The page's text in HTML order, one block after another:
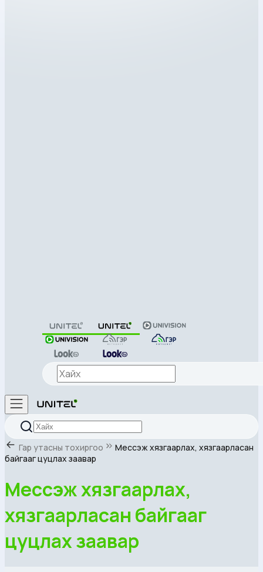
Гар утасны тохиргоо
Мессэж хязгаарлах, хязгаарласан
байгааг цуцлах заавар
Мессэж хязгаарлах,
хязгаарласан байгааг
цуцлах заавар